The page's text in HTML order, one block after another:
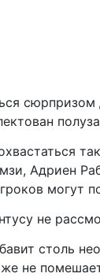
Адриен
могут
не
столь
не